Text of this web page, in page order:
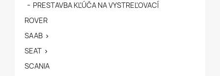
PRESTAVBA KĽÚČA NA VYSTREĽOVACÍ
ROVER
SAAB 
SEAT 
SCANIA